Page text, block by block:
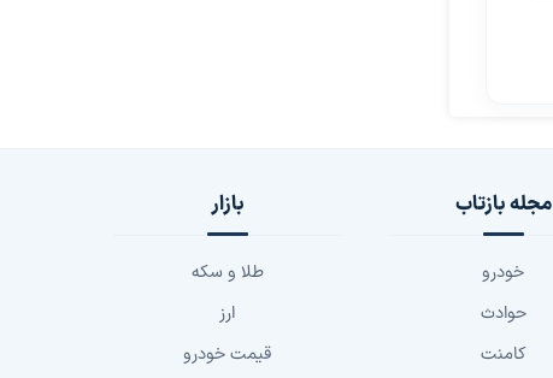
مجله بازتاب
خودرو
حوادث
کامنت
بازار
طلا و سکه
ارز
قیمت خودرو